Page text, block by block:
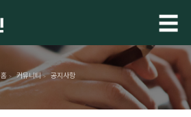
☰
홈 > 커뮤니티 > 공지사항